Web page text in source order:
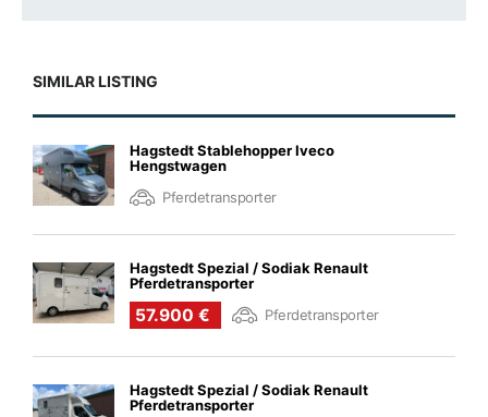
SIMILAR LISTING
Hagstedt Stablehopper Iveco
Hengstwagen
Pferdetransporter
Hagstedt Spezial / Sodiak Renault
Pferdetransporter
57.900 € Pferdetransporter
Hagstedt Spezial / Sodiak Renault
Pferdetransporter